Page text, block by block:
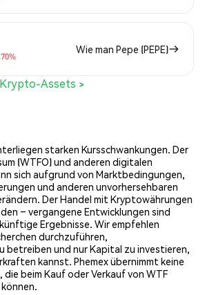
Wie man Pepe (PEPE)
Assets >
starken Kursschwankungen. Der
(WTFO) und anderen digitalen
sich aufgrund von Marktbedingungen,
und anderen unvorhersehbaren
Der Handel mit Kryptowährungen
– vergangene Entwicklungen sind
Ergebnisse. Wir empfehlen
durchzuführen,
betreiben und nur Kapital zu investieren,
kannst. Phemex übernimmt keine
beim Kauf oder Verkauf von WTF